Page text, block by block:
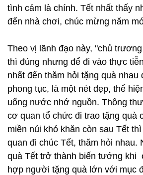
tình cảm là chính. Tết nhất thấy
đến nhà chơi, chúc mừng năm
Theo vị lãnh đạo này, "chủ trương
thì đúng nhưng để đi vào thực
nhất đến thăm hỏi tặng quà nhau
phong tục, là một nét đẹp, thể
uống nước nhớ nguồn. Thông
cơ quan tổ chức đi trao tặng quà
miền núi khó khăn còn sau Tết
quan đi chúc Tết, thăm hỏi nhau.
quà Tết trở thành biến tướng khi
hợp người tặng quà lớn với mục